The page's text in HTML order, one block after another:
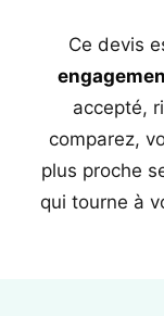
Ce devis
accepté,
comparez,
plus proche
qui tourne à